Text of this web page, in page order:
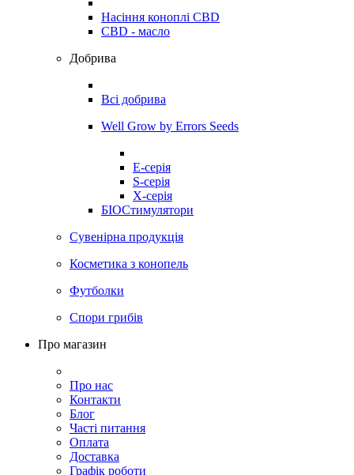
Насіння коноплі CBD
CBD - масло
Добрива
Всі добрива
Well Grow by Errors Seeds
E-серія
S-серія
X-серія
БІОСтимулятори
Сувенірна продукція
Косметика з конопель
Футболки
Спори грибів
Про магазин
Про нас
Контакти
Блог
Часті питання
Оплата
Доставка
Графік роботи